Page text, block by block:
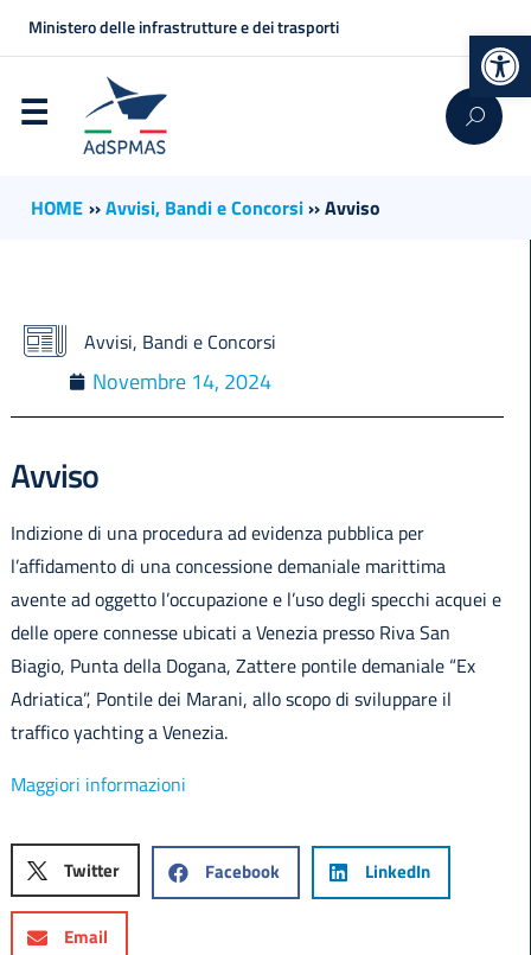
Ministero delle infrastrutture e dei trasporti
HOME ››Avvisi, Bandi e Concorsi››Avviso
Avvisi, Bandi e Concorsi
Novembre 14, 2024
Avviso
Indizione di una procedura ad evidenza pubblica per
l’affidamento di una concessione demaniale marittima
avente ad oggetto l’occupazione e l’uso degli specchi acquei e
delle opere connesse ubicati a Venezia presso Riva San
Biagio, Punta della Dogana, Zattere pontile demaniale “Ex
Adriatica”, Pontile dei Marani, allo scopo di sviluppare il
traffico yachting a Venezia.
Maggiori informazioni
Twitter Facebook LinkedIn
Email